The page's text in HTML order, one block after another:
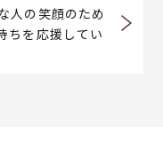
人の笑顔のため
ちを応援してい